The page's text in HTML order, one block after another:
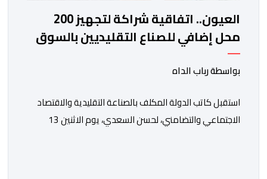
العيون.. اتفاقية شراكة لتجهيز 200
محل إضافي للصناع التقليديين بالسوق
النموذجي الكبير
بواسطة رباب الداه
استقبل كاتب الدولة المكلف بالصناعة التقليدية والاقتصاد
الاجتماعي والتضامني، لحسن السعدي، يوم الاثنين 13